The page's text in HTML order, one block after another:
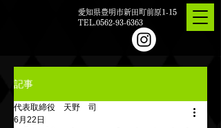
愛知県豊明市新田町前原1-15
TEL.0562-93-6363
記事
代表取締役 天野 司
6月22日